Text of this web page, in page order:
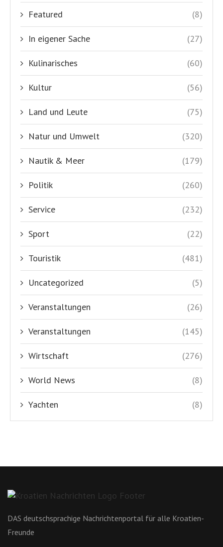
Featured (8)
In eigener Sache (27)
Kulinarisches (60)
Kultur (56)
Land und Leute (75)
Natur und Umwelt (320)
Nautik & Meer (179)
Politik (260)
Service (232)
Sport (22)
Touristik (481)
Uncategorized (5)
Veranstaltungen (26)
Veranstaltungen (145)
Wirtschaft (276)
World News (8)
Yachten (8)
DAS deutschsprachige Nachrichtenportal für alle Kroatien-
Freunde